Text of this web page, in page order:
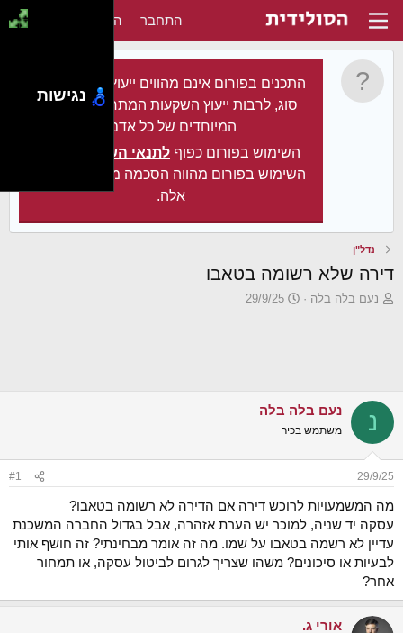
התחבר הירשם
התכנים בפורום אינם מהווים ייעוץ מקצועי מכל
סוג, לרבות ייעוץ השקעות המתחשב בצרכיו
המיוחדים של כל אדם.
השימוש בפורום כפוף לתנאי השימוש
השימוש בפורום מהווה הסכמה מלאה לתנאים
אלה.
נדל"ן
דירה שלא רשומה בטאבו
פ
א
נעם בלה בלה
פ
א
ר
ך
29/9/25
נ נעם בלה בלה
משתמש בכיר
29/9/25
#1
מה המשמעויות לרוכש דירה אם הדירה לא רשומה בטאבו?
עסקה יד שניה, למוכר יש הערת אזהרה, אבל בגדול החברה המשכנת
עדיין לא רשמה בטאבו על שמו. מה זה אומר מבחינתי? זה חושף אותי
לבעיות או סיכונים? משהו שצריך לגרום לביטול עסקה, או תמחור
אחר?
אורי ג.
נגישות